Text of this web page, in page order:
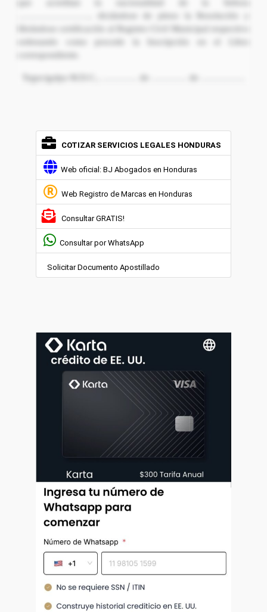
librándose certificación al Registro Civil Municipal respectivo
Tegucigalpa M.D.C., ………… de ………… de ……………
COTIZAR SERVICIOS LEGALES HONDURAS
Web oficial: BJ Abogados en Honduras
Web Registro de Marcas en Honduras
Consultar GRATIS!
Consultar por WhatsApp
Solicitar Documento Apostillado